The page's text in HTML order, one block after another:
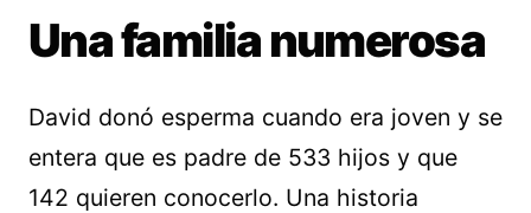
Una familia numerosa
David donó esperma cuando era joven y se
entera que es padre de 533 hijos y que
142 quieren conocerlo. Una historia